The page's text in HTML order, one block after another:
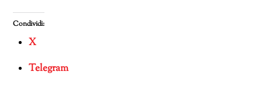
Condividi:
X
Telegram